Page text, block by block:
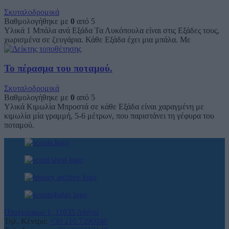
Σκυταλοδρομικά
Βαθμολογήθηκε με 0 από 5
Υλικά 1 Μπάλα ανά Εξάδα Τα Λυκόπουλα είναι στις Εξάδες τους,
χωρισμένα σε ζευγάρια. Κάθε Εξάδα έχει μια μπάλα. Με
Το πέρασμα του ποταμού.
Σκυταλοδρομικά
Βαθμολογήθηκε με 0 από 5
Υλικά Κιμωλία Μπροστά σε κάθε Εξάδα είναι χαραγμένη με
κιμωλία μία γραμμή, 5-6 μέτρων, που παριστάνει τη γέφυρα του
ποταμού.
Πτολεμαίων 1, 11635 Αθήνα
Τηλ. Κέντρο:
+30 210.7290046